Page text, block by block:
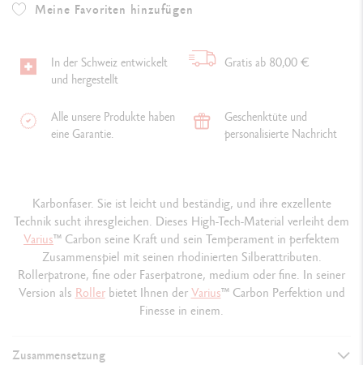
Meine Favoriten hinzufügen
In der Schweiz entwickelt
und hergestellt
Gratis ab 80,00 €
Alle unsere Produkte haben
eine Garantie.
Geschenktüte und
personalisierte Nachricht
Karbonfaser. Sie ist leicht und beständig, und ihre exzellente
Technik sucht ihresgleichen. Dieses High-Tech-Material verleiht dem
Varius™ Carbon seine Kraft und sein Temperament in perfektem
Zusammenspiel mit seinen rhodinierten Silberattributen.
Rollerpatrone, fine oder Faserpatrone, medium oder fine. In seiner
Version als Rollerbietet Ihnen derVarius™Carbon Perfektion und
Finesse in einem.
Zusammensetzung